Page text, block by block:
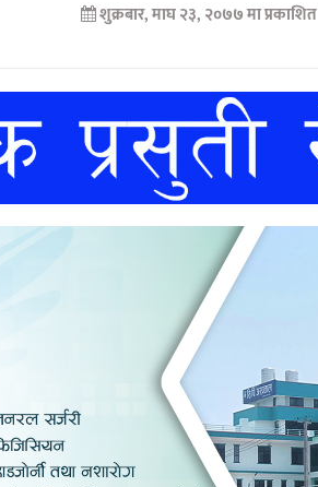
शुक्रबार, माघ २३, २०७७ मा प्रकाशित